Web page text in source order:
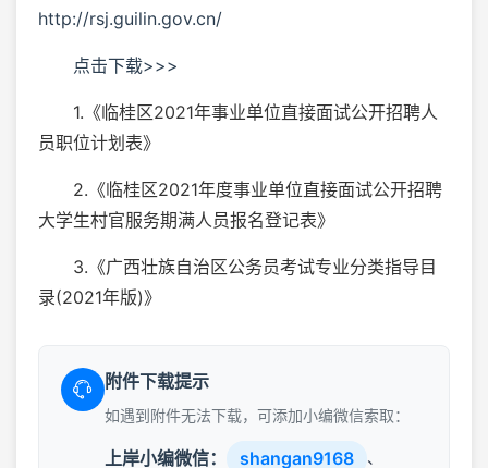
http://rsj.guilin.gov.cn/
点击下载>>>
1.《临桂区2021年事业单位直接面试公开招聘人
员职位计划表》
2.《临桂区2021年度事业单位直接面试公开招聘
大学生村官服务期满人员报名登记表》
3.《广西壮族自治区公务员考试专业分类指导目
录(2021年版)》
附件下载提示
如遇到附件无法下载，可添加小编微信索取：
上岸小编微信： shangan9168 、